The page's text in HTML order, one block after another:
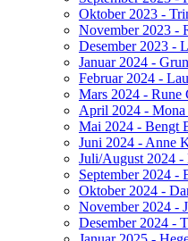
Oktober 2023 -
November 2023 -
Desember 2023 -
Januar 2024 -
Februar 2024 -
Mars 2024 - Rune
April 2024 - Mona
Mai 2024 - Bengt
Juni 2024 - Anne
Juli/August 2024 -
September 2024 -
Oktober 2024 -
November 2024 -
Desember 2024 -